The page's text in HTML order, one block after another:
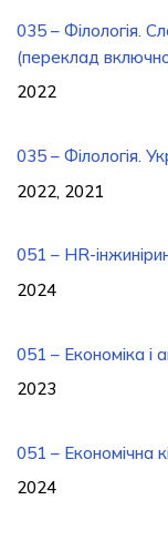
035 – Філологія.
(переклад
2022
035 – Філологія.
2022, 2021
051 – HR-
2024
051 – Економіка і
2023
051 – Економічна
2024